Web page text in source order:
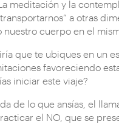
meditación y la
a otras
nuestro cuerpo en el
que te ubiques en un
favoreciendo
iniciar este viaje?
de lo que ansías, el
el NO, que se